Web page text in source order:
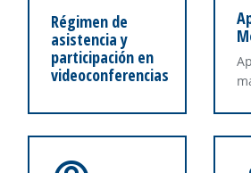
Régimen de
asistencia y
participación en
videoconferencias